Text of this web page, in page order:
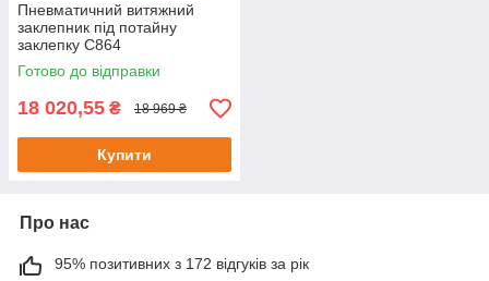
Пневматичний витяжний
заклепник під потайну
заклепку C864
Готово до відправки
18 020,55 ₴ 18 969 ₴
Купити
Про нас
95% позитивних з 172 відгуків за рік